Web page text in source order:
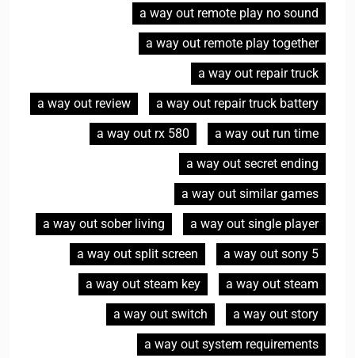
a way out remote play no sound
a way out remote play together
a way out repair truck
a way out repair truck battery
a way out review
a way out run time
a way out rx 580
a way out secret ending
a way out similar games
a way out single player
a way out sober living
a way out sony 5
a way out split screen
a way out steam
a way out steam key
a way out story
a way out switch
a way out system requirements